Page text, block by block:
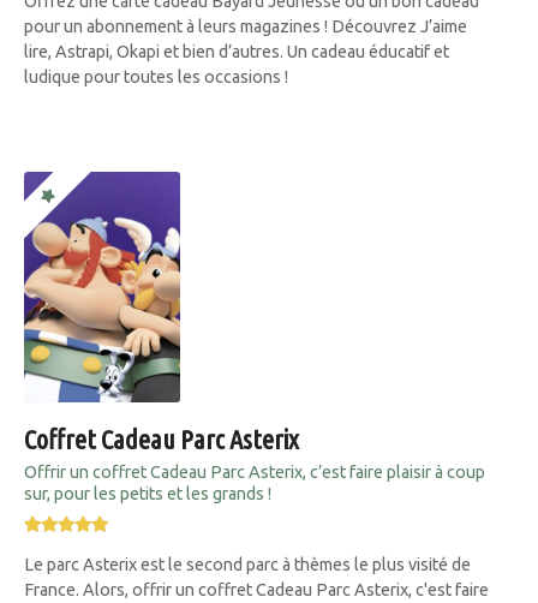
pour un abonnement à leurs magazines ! Découvrez J’aime
lire, Astrapi, Okapi et bien d’autres. Un cadeau éducatif et
ludique pour toutes les occasions !
Coffret Cadeau Parc Asterix
Offrir un coffret Cadeau Parc Asterix, c’est faire plaisir à coup
sur, pour les petits et les grands !
Le parc Asterix est le second parc à thèmes le plus visité de
France. Alors, offrir un coffret Cadeau Parc Asterix, c'est faire